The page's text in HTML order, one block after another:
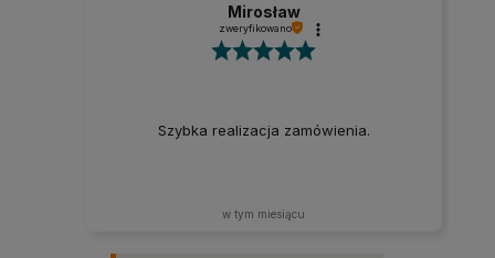
Mirosław
zweryfikowano
Szybka realizacja zamówienia.
w tym miesiącu